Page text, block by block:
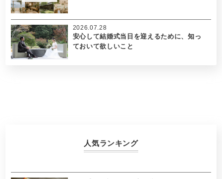
安心して結婚式当日を迎えるために、知っ
ておいて欲しいこと
2026.07.28
人気ランキング